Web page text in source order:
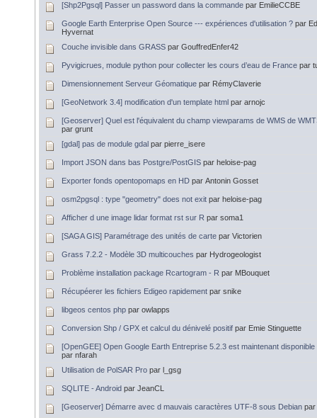
[Shp2Pgsql] Passer un password dans la commande par EmilieCCBE
Google Earth Enterprise Open Source --- expériences d'utilisation ? par
Hyvernat
Couche invisible dans GRASS par GouffredEnfer42
Pyvigicrues, module python pour collecter les cours d’eau de France par
Dimensionnement Serveur Géomatique par RémyClaverie
[GeoNetwork 3.4] modification d'un template html par arnojc
[Geoserver] Quel est l'équivalent du champ viewparams de WMS de
par grunt
[gdal] pas de module gdal par pierre_isere
Import JSON dans bas Postgre/PostGIS par heloise-pag
Exporter fonds opentopomaps en HD par Antonin Gosset
osm2pgsql : type "geometry" does not exit par heloise-pag
Afficher d une image lidar format rst sur R par soma1
[SAGA GIS] Paramétrage des unités de carte par Victorien
Grass 7.2.2 - Modèle 3D multicouches par Hydrogeologist
Problème installation package Rcartogram - R par MBouquet
Récupéerer les fichiers Edigeo rapidement par snike
libgeos centos php par owlapps
Conversion Shp / GPX et calcul du dénivelé positif par Emie Stinguette
[OpenGEE] Open Google Earth Entreprise 5.2.3 est maintenant disponible
par nfarah
Utilisation de PolSAR Pro par l_gsg
SQLITE - Android par JeanCL
[Geoserver] Démarre avec d mauvais caractères UTF-8 sous Debian par